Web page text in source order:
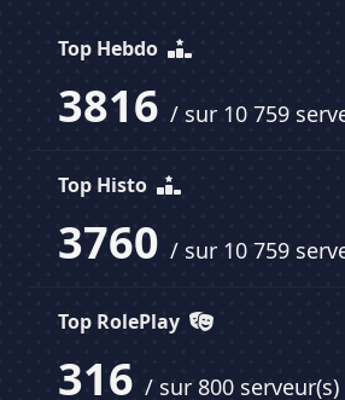
Top Hebdo
3816 / sur 10 759
Top Histo
3760 / sur 10 759
Top RolePlay
316 / sur 800 serveur(s)